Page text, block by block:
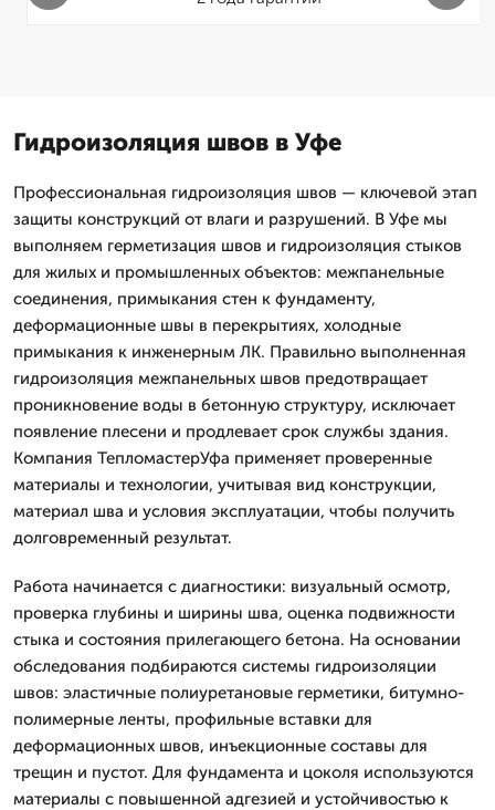
Гидроизоляция швов в Уфе
Профессиональная гидроизоляция швов — ключевой этап
защиты конструкций от влаги и разрушений. В Уфе мы
выполняем герметизация швов и гидроизоляция стыков
для жилых и промышленных объектов: межпанельные
соединения, примыкания стен к фундаменту,
деформационные швы в перекрытиях, холодные
примыкания к инженерным ЛК. Правильно выполненная
гидроизоляция межпанельных швов предотвращает
проникновение воды в бетонную структуру, исключает
появление плесени и продлевает срок службы здания.
Компания ТепломастерУфа применяет проверенные
материалы и технологии, учитывая вид конструкции,
материал шва и условия эксплуатации, чтобы получить
долговременный результат.
Работа начинается с диагностики: визуальный осмотр,
проверка глубины и ширины шва, оценка подвижности
стыка и состояния прилегающего бетона. На основании
обследования подбираются системы гидроизоляции
швов: эластичные полиуретановые герметики, битумно-
полимерные ленты, профильные вставки для
деформационных швов, инъекционные составы для
трещин и пустот. Для фундамента и цоколя используются
материалы с повышенной адгезией и устойчивостью к